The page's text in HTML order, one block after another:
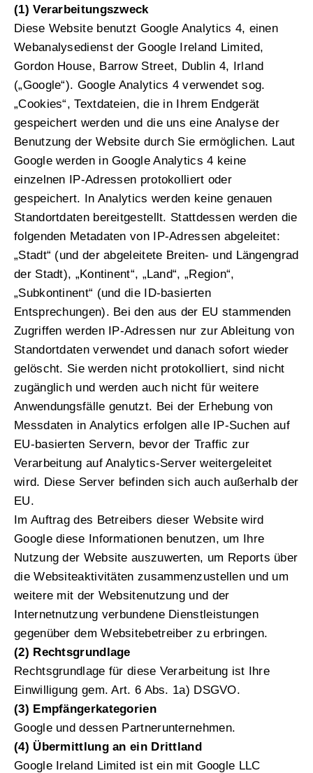
(1) Verarbeitungszweck
Diese Website benutzt Google Analytics 4, einen
Webanalysedienst der Google Ireland Limited,
Gordon House, Barrow Street, Dublin 4, Irland
(„Google“). Google Analytics 4 verwendet sog.
„Cookies“, Textdateien, die in Ihrem Endgerät
gespeichert werden und die uns eine Analyse der
Benutzung der Website durch Sie ermöglichen. Laut
Google werden in Google Analytics 4 keine
einzelnen IP-Adressen protokolliert oder
gespeichert. In Analytics werden keine genauen
Standortdaten bereitgestellt. Stattdessen werden die
folgenden Metadaten von IP-Adressen abgeleitet:
„Stadt“ (und der abgeleitete Breiten- und Längengrad
der Stadt), „Kontinent“, „Land“, „Region“,
„Subkontinent“ (und die ID-basierten
Entsprechungen). Bei den aus der EU stammenden
Zugriffen werden IP-Adressen nur zur Ableitung von
Standortdaten verwendet und danach sofort wieder
gelöscht. Sie werden nicht protokolliert, sind nicht
zugänglich und werden auch nicht für weitere
Anwendungsfälle genutzt. Bei der Erhebung von
Messdaten in Analytics erfolgen alle IP-Suchen auf
EU-basierten Servern, bevor der Traffic zur
Verarbeitung auf Analytics-Server weitergeleitet
wird. Diese Server befinden sich auch außerhalb der
EU.
Im Auftrag des Betreibers dieser Website wird
Google diese Informationen benutzen, um Ihre
Nutzung der Website auszuwerten, um Reports über
die Websiteaktivitäten zusammenzustellen und um
weitere mit der Websitenutzung und der
Internetnutzung verbundene Dienstleistungen
gegenüber dem Websitebetreiber zu erbringen.
(2) Rechtsgrundlage
Rechtsgrundlage für diese Verarbeitung ist Ihre
Einwilligung gem. Art. 6 Abs. 1a) DSGVO.
(3) Empfängerkategorien
Google und dessen Partnerunternehmen.
(4) Übermittlung an ein Drittland
Google Ireland Limited ist ein mit Google LLC